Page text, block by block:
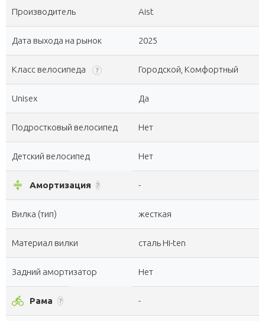
Производитель Aist
Дата выхода на рынок 2025
Класс велосипеда ? Городской, Комфортный
Unisex Да
Подростковый велосипед Нет
Детский велосипед Нет
compress Амортизация ? -
Вилка (тип) жесткая
Материал вилки сталь Hi-ten
Задний амортизатор Нет
directions_bike Рама ? -